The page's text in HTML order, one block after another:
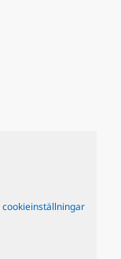
cookieinställningar